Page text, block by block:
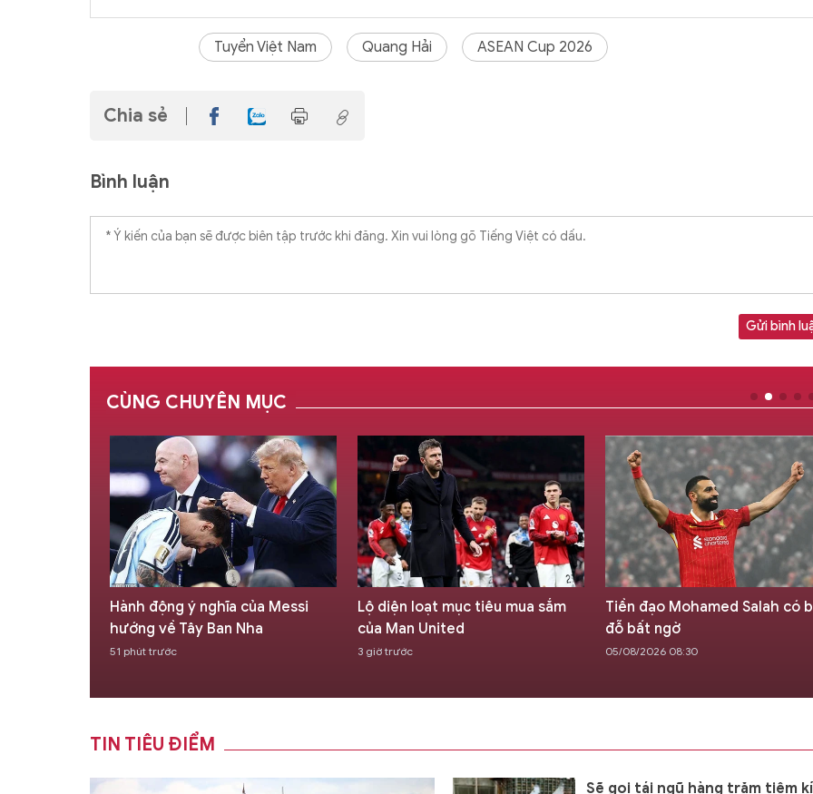
Tuyển Việt Nam Quang Hải ASEAN Cup 2026
Chia sẻ
Bình luận
Gửi bình
CÙNG CHUYÊN MỤC
Hành động ý nghĩa của Messi
hướng về Tây Ban Nha
51 phút trước
Lộ diện loạt mục tiêu mua sắm
của Man United
3 giờ trước
Tiền đạo Mohamed Salah có
đỗ bất ngờ
05/08/2026 08:30
TIN TIÊU ĐIỂM
Sẽ gọi tái ngũ hàng trăm tiêm